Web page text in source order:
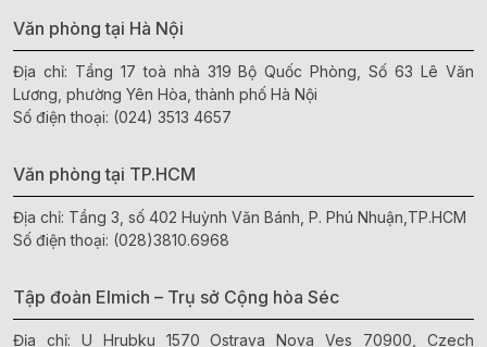
Văn phòng tại Hà Nội
Địa chỉ: Tầng 17 toà nhà 319 Bộ Quốc Phòng, Số 63 Lê Văn
Lương, phường Yên Hòa, thành phố Hà Nội
Số điện thoại: (024) 3513 4657
Văn phòng tại TP.HCM
Địa chỉ: Tầng 3, số 402 Huỳnh Văn Bánh, P. Phú Nhuận,TP.HCM
Số điện thoại: (028)3810.6968
Tập đoàn Elmich – Trụ sở Cộng hòa Séc
Địa chỉ: U Hrubku 1570 Ostrava Nova Ves 70900, Czech